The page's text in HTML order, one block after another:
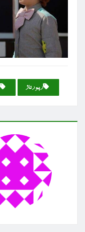
رپورتاژ